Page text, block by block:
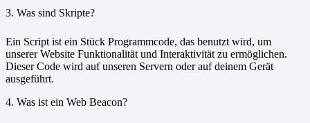
3. Was sind Skripte?
Ein Script ist ein Stück Programmcode, das benutzt wird, um
unserer Website Funktionalität und Interaktivität zu ermöglichen.
Dieser Code wird auf unseren Servern oder auf deinem Gerät
ausgeführt.
4. Was ist ein Web Beacon?